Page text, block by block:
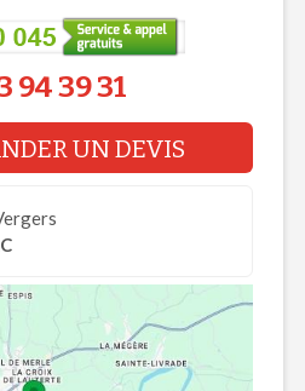
94 39 31
UN DEVIS